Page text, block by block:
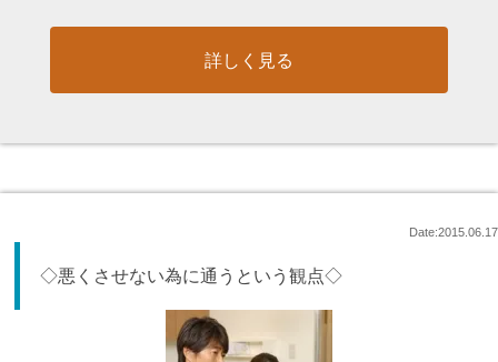
詳しく見る
Date:2015.06.17
◇悪くさせない為に通うという観点◇